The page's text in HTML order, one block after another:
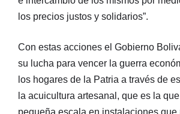
los precios justos y solidarios”.
Con estas acciones el Gobierno
su lucha para vencer la guerra
los hogares de la Patria a través de
la acuicultura artesanal, que es la
pequeña escala en instalaciones que